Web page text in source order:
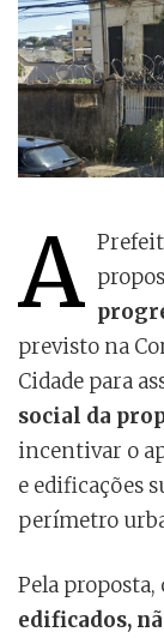
A
previsto na
Cidade para
social da
incentivar o
e edificações
perímetro
Pela
edificados,